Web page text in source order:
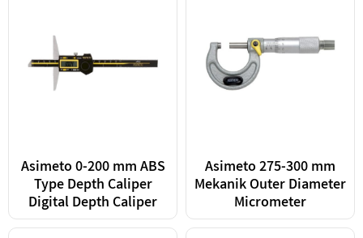
Asimeto 0-200 mm ABS
Type Depth Caliper
Digital Depth Caliper
Asimeto 275-300 mm
Mekanik Outer Diameter
Micrometer